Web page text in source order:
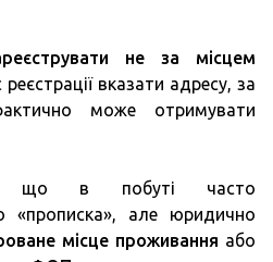
не за місцем
вказати адресу, за
може отримувати
що в побуті часто
«прописка», але юридично
місце проживання або